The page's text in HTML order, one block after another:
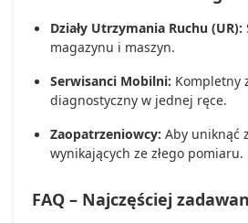
Działy Utrzymania Ruchu (UR):
magazynu i maszyn.
Serwisanci Mobilni: Kompletny
diagnostyczny w jednej ręce.
Zaopatrzeniowcy: Aby uniknąć
wynikających ze złego pomiaru.
FAQ – Najczęściej